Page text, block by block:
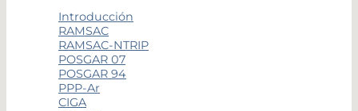
Introducción
RAMSAC
RAMSAC-NTRIP
POSGAR 07
POSGAR 94
PPP-Ar
CIGA